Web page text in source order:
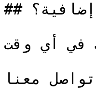
## هل تحتاج إلى مساعدة إضافية؟
في أي وقت